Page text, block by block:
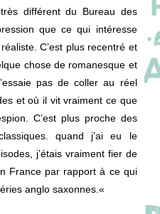
différent du Bureau des
que ce qui intéresse
C’est plus recentré et
chose de romanesque et
pas de coller au réel
et où il vit vraiment ce que
C’est plus proche des
quand j’ai eu le
j’étais vraiment fier de
France par rapport à ce qui
anglosaxonnes.«